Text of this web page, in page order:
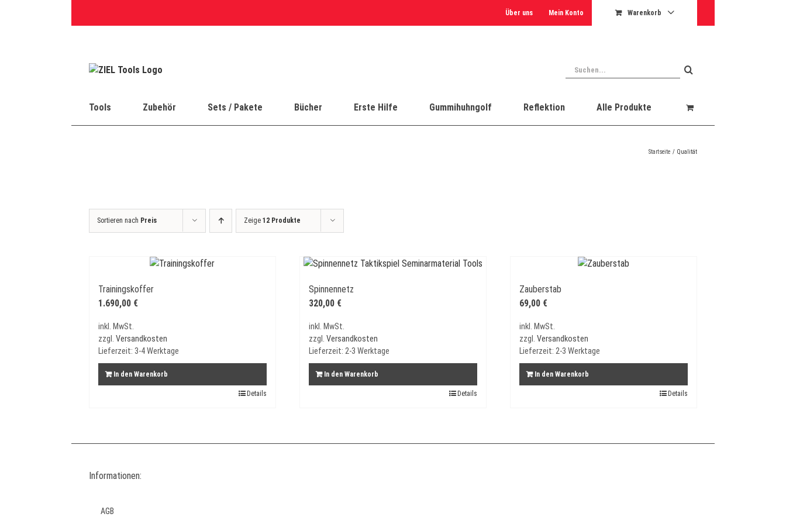
Über uns Mein Konto Warenkorb
Suche
nach:
Tools Zubehör Sets / Pakete Bücher Erste Hilfe Gummihuhngolf Reflektion Alle Produkte
Startseite Qualität
Sortieren nach Preis Zeige 12 Produkte
Trainingskoffer
1.690,00 €
inkl. MwSt.
zzgl. Versandkosten
Lieferzeit: 3-4 Werktage
In den Warenkorb
Details
Spinnennetz
320,00 €
inkl. MwSt.
zzgl. Versandkosten
Lieferzeit: 2-3 Werktage
In den Warenkorb
Details
Zauberstab
69,00 €
inkl. MwSt.
zzgl. Versandkosten
Lieferzeit: 2-3 Werktage
In den Warenkorb
Details
Informationen:
AGB